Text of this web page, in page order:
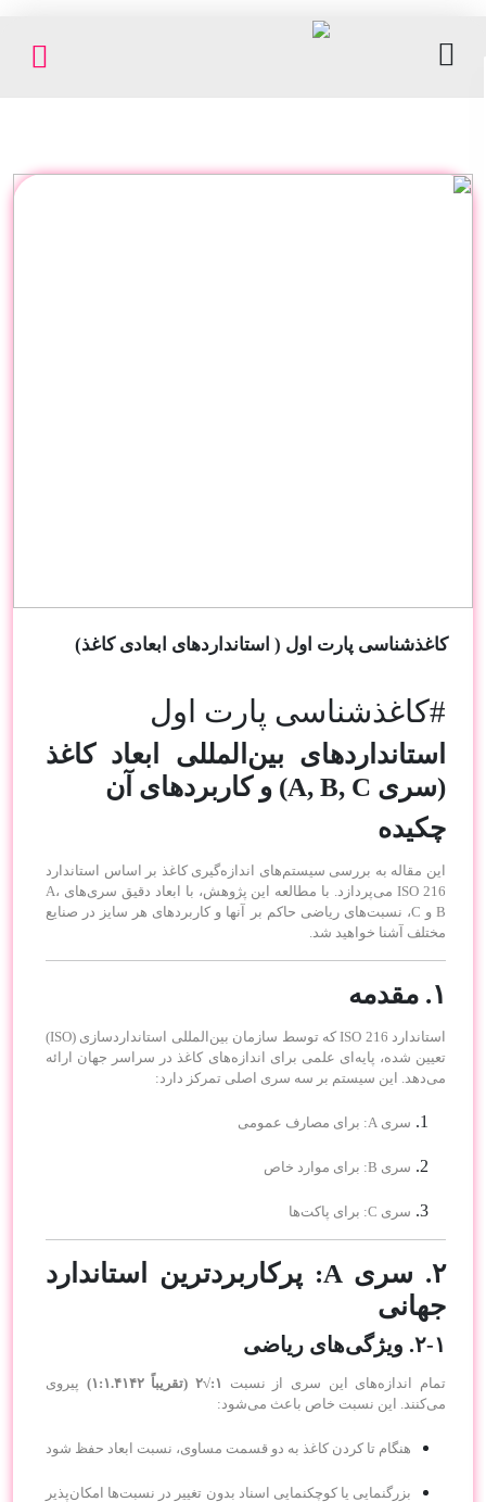
کاغذشناسی پارت اول ( استانداردهای ابعادی کاغذ)
#کاغذشناسی پارت اول
استانداردهای بین‌المللی ابعاد کاغذ
(سری A, B, C) و کاربردهای آن
چکیده
این مقاله به بررسی سیستم‌های اندازه‌گیری کاغذ بر اساس استاندارد
ISO 216 می‌پردازد. با مطالعه این پژوهش، با ابعاد دقیق سری‌های A،
B و C، نسبت‌های ریاضی حاکم بر آنها و کاربردهای هر سایز در صنایع
مختلف آشنا خواهید شد.
۱. مقدمه
استاندارد ISO 216 که توسط سازمان بین‌المللی استانداردسازی (ISO)
تعیین شده، پایه‌ای علمی برای اندازه‌های کاغذ در سراسر جهان ارائه
می‌دهد. این سیستم بر سه سری اصلی تمرکز دارد:
سری A: برای مصارف عمومی
سری B: برای موارد خاص
سری C: برای پاکت‌ها
۲. سری A: پرکاربردترین استاندارد
جهانی
۲-۱. ویژگی‌های ریاضی
تمام اندازه‌های این سری از نسبت ۱:√۲ (تقریباً ۱:۱.۴۱۴۲)
پیروی
می‌کنند. این نسبت خاص باعث می‌شود:
هنگام تا کردن کاغذ به دو قسمت مساوی، نسبت ابعاد حفظ شود
بزرگنمایی یا کوچکنمایی اسناد بدون تغییر در نسبت‌ها امکان‌پذیر
مقوا